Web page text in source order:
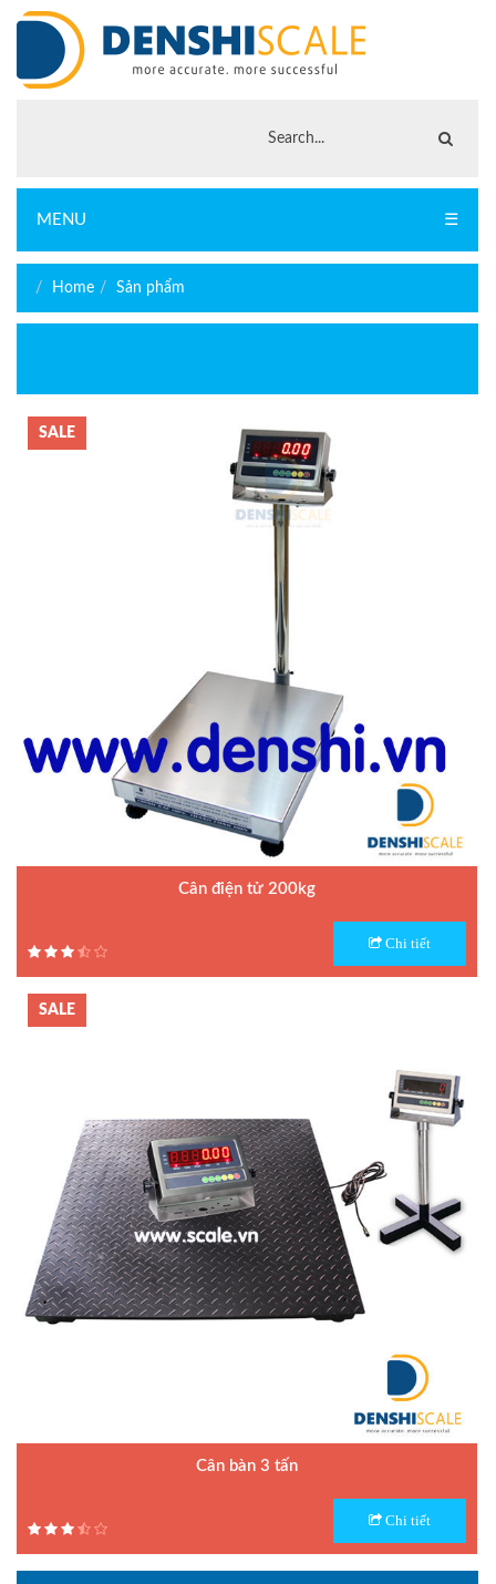
MENU ☰
Home Sản phẩm
SALE
Cân điện tử 200kg
Hãng sản xuất : Amcell
Bảo hành: 1.5 năm
Chi tiết
SALE
Cân bàn 3 tấn
Hãng sản xuất : Amcell
Chi tiết